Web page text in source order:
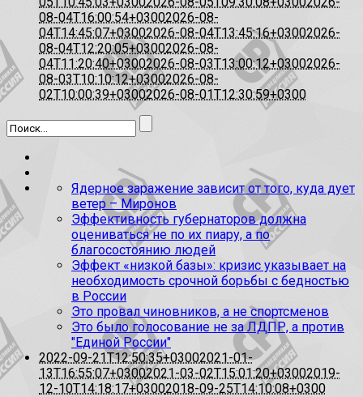
08-04T16:00:54+03002026-08-
04T14:45:07+03002026-08-04T13:45:16+03002026-
08-04T12:20:05+03002026-08-
04T11:20:40+03002026-08-03T13:00:12+03002026-
08-03T10:10:12+03002026-08-
02T10:00:39+03002026-08-01T12:30:59+0300
Ядерное заражение зависит от того, куда дует
ветер – Миронов
Эффективность губернаторов должна
оцениваться не по их пиару, а по
благосостоянию людей
Эффект «низкой базы»: кризис указывает на
необходимость срочной борьбы с бедностью
в России
Это провал чиновников, а не спортсменов
Это было голосование не за ЛДПР, а против
"Единой России"
2022-09-21T12:50:35+03002021-01-
13T16:55:07+03002021-03-02T15:01:20+03002019-
12-10T14:18:17+03002018-09-25T14:10:08+0300